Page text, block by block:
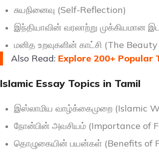
சுயநினைவு (Self-Reflection)
இந்தியாவின் வரலாற்று முக்கியமான
மனித உறவுகளின் காட்சி (The
Also Read: Explore 200+ Popular
Islamic Essay Topics in Tamil
இஸ்லாமிய வாழ்க்கைமுறை (Islamic
நோன்பின் அவசியம் (Importance of
தொழுகையின் பயன்கள் (Benefits of